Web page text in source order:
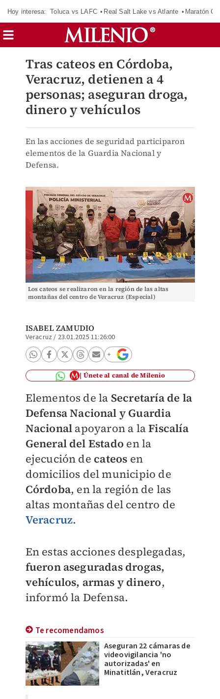
Hoy interesa: Toluca vs LAFC Real Salt Lake vs Atlante Maratón
Tras cateos en Córdoba,
Veracruz, detienen a 4
personas; aseguran droga,
dinero y vehículos
En las acciones de seguridad participaron
elementos de la Guardia Nacional y
Defensa.
Los cateos se realizaron en la región de las altas
montañas del centro de Veracruz (Especial)
ISABEL ZAMUDIO
Veracruz / 23.01.2025 11:26:00
Únete al canal de Milenio
Elementos de la Secretaría de la
Defensa Nacional y Guardia
Nacional apoyaron a laFiscalía
General del Estado en la
ejecución de cateos en
domicilios del municipio de
Córdoba, en la región de las
altas montañas del centro de
Veracruz.
En estas acciones desplegadas,
fueron aseguradas drogas,
vehículos, armas y dinero,
informó la Defensa.
Te recomendamos
Aseguran 22 cámaras de
videovigilancia 'no
autorizadas' en
Minatitlán, Veracruz